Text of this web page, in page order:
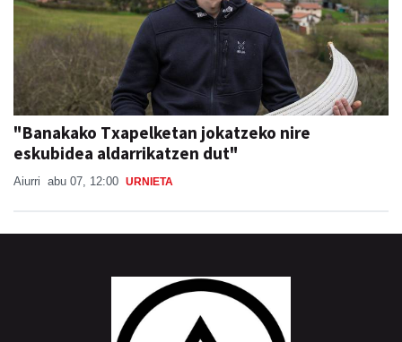
"Banakako Txapelketan jokatzeko nire
eskubidea aldarrikatzen dut"
Aiurri abu 07, 12:00 URNIETA